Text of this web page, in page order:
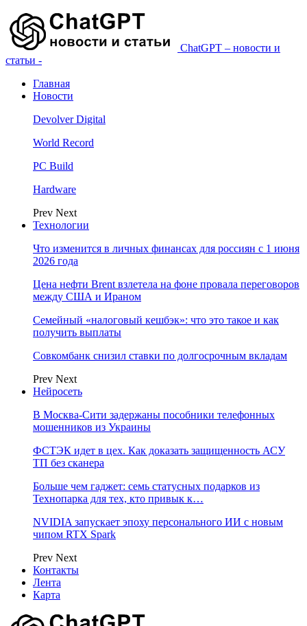
ChatGPT – новости и
статьи -
Главная
Новости
Devolver Digital
World Record
PC Build
Hardware
Prev Next
Технологии
Что изменится в личных финансах для россиян с 1 июня
2026 года
Цена нефти Brent взлетела на фоне провала переговоров
между США и Ираном
Семейный «налоговый кешбэк»: что это такое и как
получить выплаты
Совкомбанк снизил ставки по долгосрочным вкладам
Prev Next
Нейросеть
В Москва-Сити задержаны пособники телефонных
мошенников из Украины
ФСТЭК идет в цех. Как доказать защищенность АСУ
ТП без сканера
Больше чем гаджет: семь статусных подарков из
Технопарка для тех, кто привык к…
NVIDIA запускает эпоху персонального ИИ с новым
чипом RTX Spark
Prev Next
Контакты
Лента
Карта